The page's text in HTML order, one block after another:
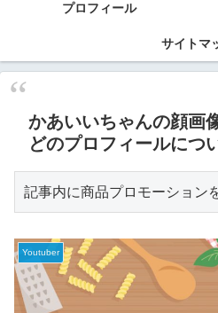
プロフィール
サイトマ
かあいいちゃんの顔画
どのプロフィールにつ
記事内に商品プロモーション
Youtuber